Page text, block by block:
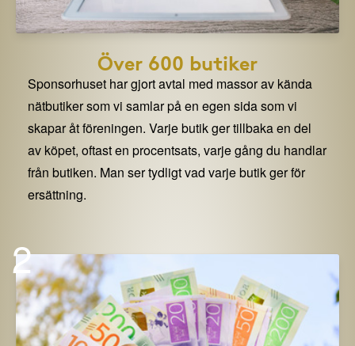
Över 600 butiker
Sponsorhuset har gjort avtal med massor av kända
nätbutiker som vi samlar på en egen sida som vi
skapar åt föreningen. Varje butik ger tillbaka en del
av köpet, oftast en procentsats, varje gång du handlar
från butiken. Man ser tydligt vad varje butik ger för
ersättning.
2